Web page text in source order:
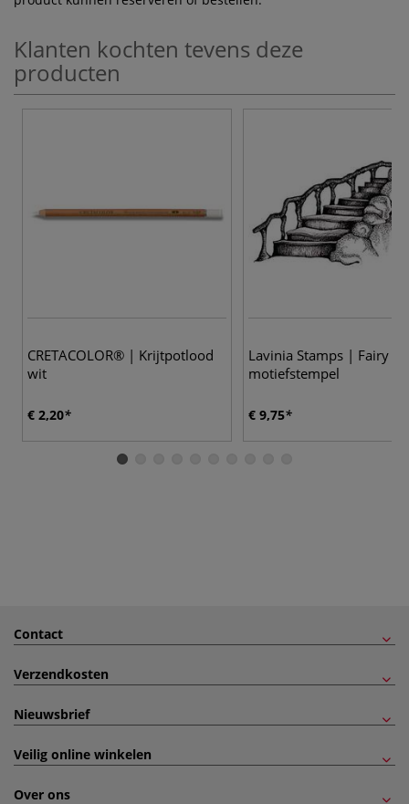
Klanten kochten tevens deze
producten
CRETACOLOR® | Krijtpotlood
wit
€ 2,20
Lavinia Stamps | Fairy
motiefstempel
€ 9,75
Contact
Verzendkosten
Nieuwsbrief
Veilig online winkelen
Over ons